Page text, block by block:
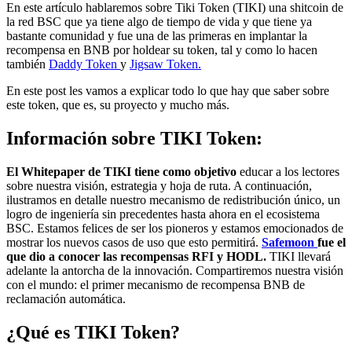
En este artículo hablaremos sobre Tiki Token (TIKI) una shitcoin de
la red BSC que ya tiene algo de tiempo de vida y que tiene ya
bastante comunidad y fue una de las primeras en implantar la
recompensa en BNB por holdear su token, tal y como lo hacen
también Daddy Token y Jigsaw Token.
En este post les vamos a explicar todo lo que hay que saber sobre
este token, que es, su proyecto y mucho más.
Información sobre TIKI Token:
El Whitepaper de TIKI tiene como objetivo educar a los lectores
sobre nuestra visión, estrategia y hoja de ruta. A continuación,
ilustramos en detalle nuestro mecanismo de redistribución único, un
logro de ingeniería sin precedentes hasta ahora en el ecosistema
BSC. Estamos felices de ser los pioneros y estamos emocionados de
mostrar los nuevos casos de uso que esto permitirá. Safemoon fue el
que dio a conocer las recompensas RFI y HODL. TIKI llevará
adelante la antorcha de la innovación. Compartiremos nuestra visión
con el mundo: el primer mecanismo de recompensa BNB de
reclamación automática.
¿Qué es TIKI Token?